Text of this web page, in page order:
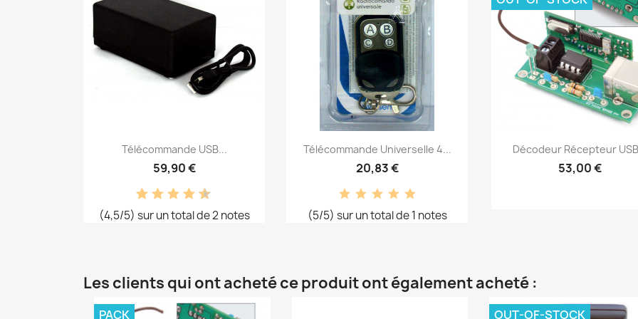
Aperçu rapide
Télécommande USB...
59,90 €
(4,5/5) sur un total de 2 notes
Aperçu rapide
Télécommande Universelle 4...
20,83 €
(5/5) sur un total de 1 notes
Aperçu rapide
Décodeur Récepteur
53,00 €
Les clients qui ont acheté ce produit ont également acheté :
PACK OUT-OF-STOCK